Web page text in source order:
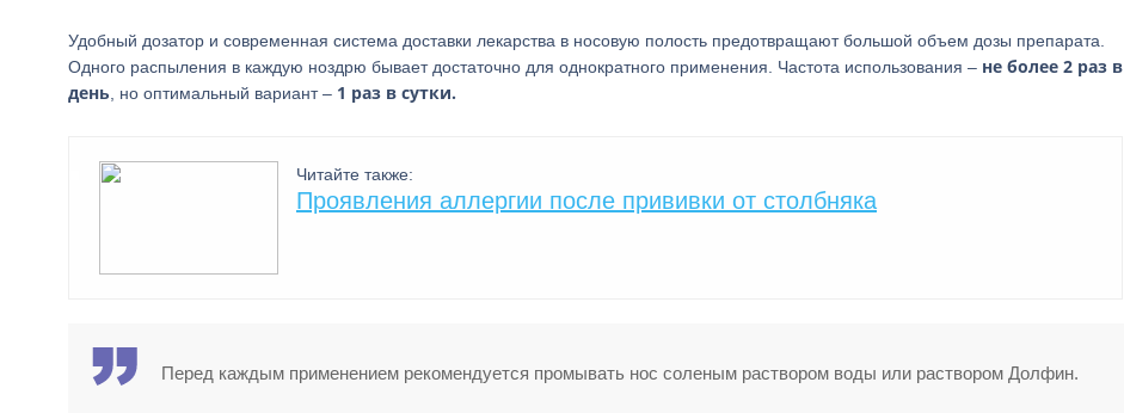
Удобный дозатор и современная система доставки лекарства в носовую полость предотвращают большой объем дозы препарата.
Одного распыления в каждую ноздрю бывает достаточно для однократного применения. Частота использования – не более 2 раз в
день , но оптимальный вариант – 1 раз в сутки.
Читайте также:
Проявления аллергии после прививки от столбняка
Перед каждым применением рекомендуется промывать нос соленым раствором воды или раствором Долфин.